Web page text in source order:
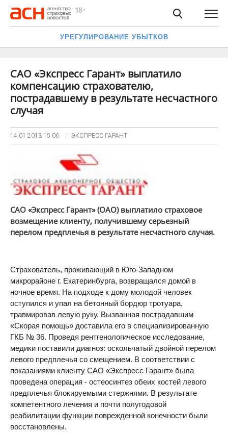
УРЕГУЛИРОВАНИЕ УБЫТКОВ
САО «Экспресс Гарант» выплатило
компенсацию страхователю,
пострадавшему в результате несчастного
случая
14.01.2013 15:06 ЭКСПРЕСС ГАРАНТ
САО «Экспресс Гарант» (ОАО) выплатило страховое
возмещение клиенту, получившему серьезный
перелом предплечья в результате несчастного случая.
Страхователь, проживающий в Юго-Западном
микрорайоне г. Екатеринбурга, возвращался домой в
ночное время. На подходе к дому молодой человек
оступился и упал на бетонный бордюр тротуара,
травмировав левую руку. Вызванная пострадавшим
«Скорая помощь» доставила его в специализированную
ГКБ № 36. Проведя рентгенологическое исследование,
медики поставили диагноз: оскольчатый двойной перелом
левого предплечья со смещением. В соответствии с
показаниями клиенту САО «Экспресс Гарант» была
проведена операция - остеосинтез обеих костей левого
предплечья блокируемыми стержнями. В результате
компетентного лечения и почти полугодовой
реабилитации функции поврежденной конечности были
восстановлены.